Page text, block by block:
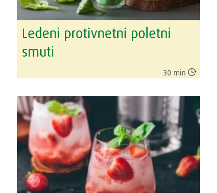
Ledeni protivnetni poletni
smuti
30 min 